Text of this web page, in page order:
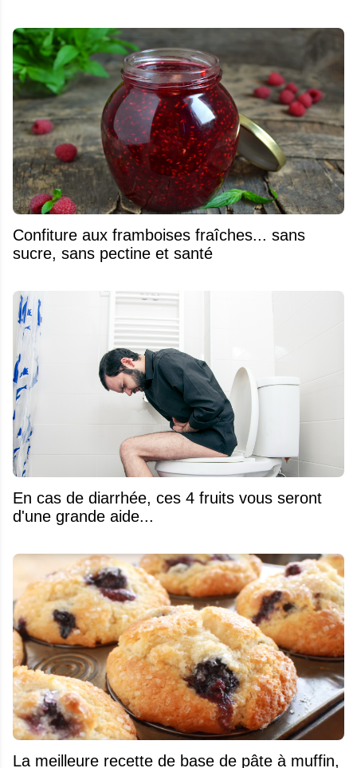
Confiture aux framboises fraîches... sans
sucre, sans pectine et santé
En cas de diarrhée, ces 4 fruits vous seront
d'une grande aide...
La meilleure recette de base de pâte à muffin,